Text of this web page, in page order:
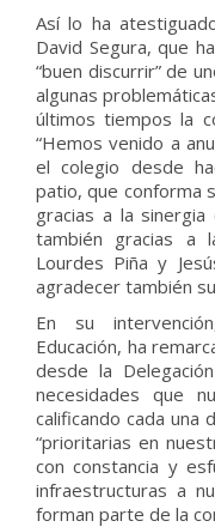
Así lo ha
David Segura, que
“buen discurrir” de
algunas
últimos tiempos la
“Hemos venido a
el colegio desde
patio, que conforma
gracias a la sinergia
también gracias a
Lourdes Piña y
agradecer también
En su
Educación, ha
desde la
necesidades que
calificando cada una
“prioritarias en
con constancia y
infraestructuras a
forman parte de la